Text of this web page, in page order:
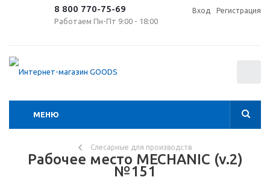
8 800 770-75-69
Работаем Пн-Пт 9:00 - 18:00
Вход Регистрация
МЕНЮ
Слесарные для производств
Рабочее место MECHANIC (v.2)
№151